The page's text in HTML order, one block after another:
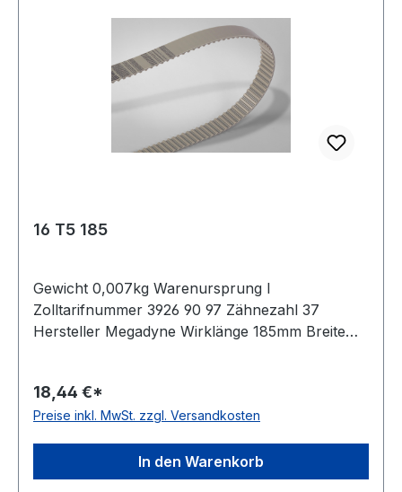
16 T5 185
Gewicht 0,007kg Warenursprung I
Zolltarifnummer 3926 90 97 Zähnezahl 37
Hersteller Megadyne Wirklänge 185mm Breite
Norm DIN 7721 antistatisch nein
18,44 €*
Preise inkl. MwSt. zzgl. Versandkosten
In den Warenkorb